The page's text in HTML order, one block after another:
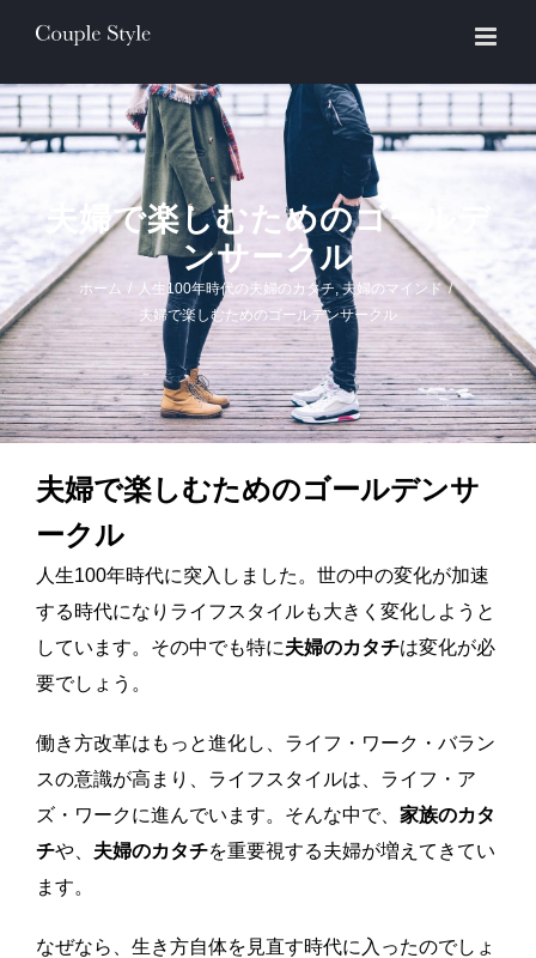
content
夫婦で楽しむためのゴールデ
ンサークル
ホーム / 人生100年時代の夫婦のカタチ,夫婦のマインド /
夫婦で楽しむためのゴールデンサークル
夫婦で楽しむためのゴールデンサ
ークル
人生100年時代に突入しました。世の中の変化が加速
する時代になりライフスタイルも大きく変化しようと
しています。その中でも特に夫婦のカタチは変化が必
要でしょう。
働き方改革はもっと進化し、ライフ・ワーク・バラン
スの意識が高まり、ライフスタイルは、ライフ・ア
ズ・ワークに進んでいます。そんな中で、 家族のカタ
チや、 夫婦のカタチを重要視する夫婦が増えてきてい
ます。
なぜなら、生き方自体を見直す時代に入ったのでしょ